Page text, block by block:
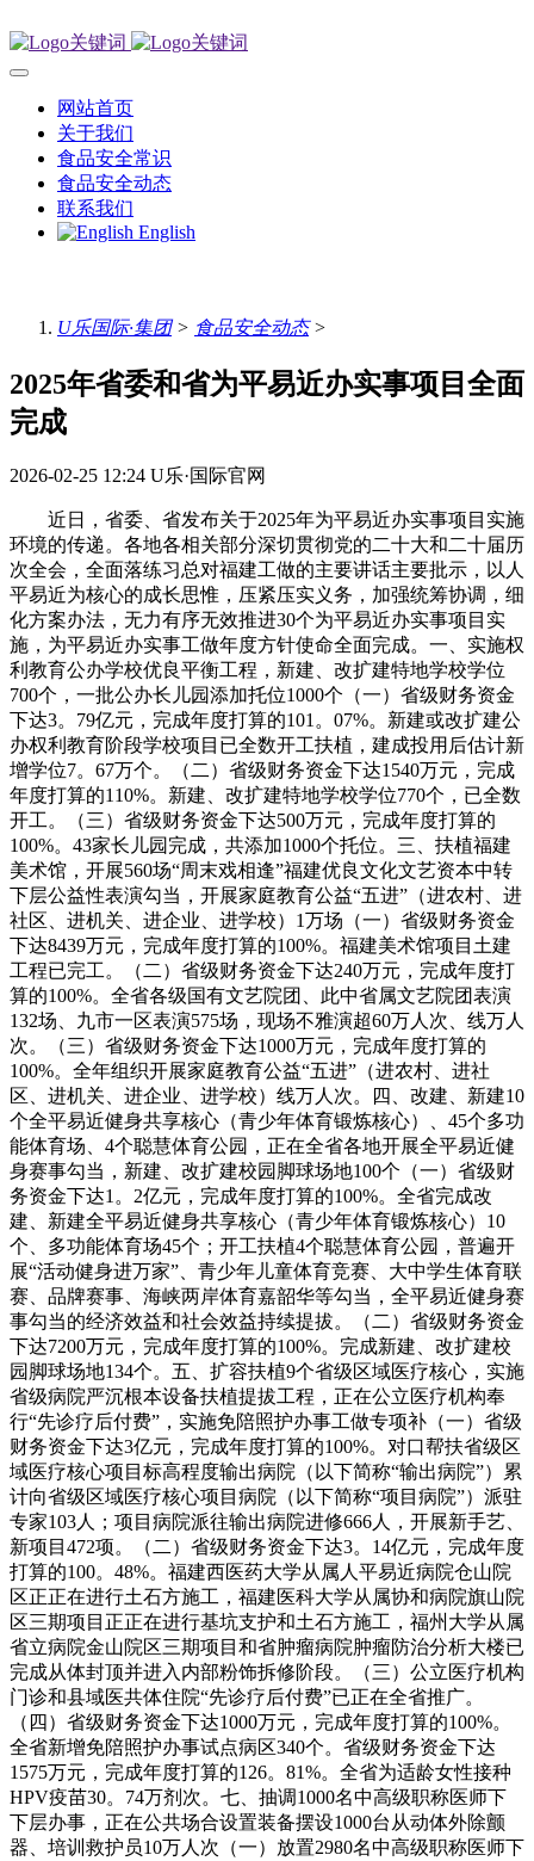
网站首页
关于我们
食品安全常识
食品安全动态
联系我们
English
U乐国际·集团> 食品安全动态>
2025年省委和省为平易近办实事项目全面
完成
2026-02-25 12:24 U乐·国际官网
近日，省委、省发布关于2025年为平易近办实事项目实施
环境的传递。各地各相关部分深切贯彻党的二十大和二十届历
次全会，全面落练习总对福建工做的主要讲话主要批示，以人
平易近为核心的成长思惟，压紧压实义务，加强统筹协调，细
化方案办法，无力有序无效推进30个为平易近办实事项目实
施，为平易近办实事工做年度方针使命全面完成。一、实施权
利教育公办学校优良平衡工程，新建、改扩建特地学校学位
700个，一批公办长儿园添加托位1000个（一）省级财务资金
下达3。79亿元，完成年度打算的101。07%。新建或改扩建公
办权利教育阶段学校项目已全数开工扶植，建成投用后估计新
增学位7。67万个。（二）省级财务资金下达1540万元，完成
年度打算的110%。新建、改扩建特地学校学位770个，已全数
开工。（三）省级财务资金下达500万元，完成年度打算的
100%。43家长儿园完成，共添加1000个托位。三、扶植福建
美术馆，开展560场“周末戏相逢”福建优良文化文艺资本中转
下层公益性表演勾当，开展家庭教育公益“五进”（进农村、进
社区、进机关、进企业、进学校）1万场（一）省级财务资金
下达8439万元，完成年度打算的100%。福建美术馆项目土建
工程已完工。（二）省级财务资金下达240万元，完成年度打
算的100%。全省各级国有文艺院团、此中省属文艺院团表演
132场、九市一区表演575场，现场不雅演超60万人次、线万人
次。（三）省级财务资金下达1000万元，完成年度打算的
100%。全年组织开展家庭教育公益“五进”（进农村、进社
区、进机关、进企业、进学校）线万人次。四、改建、新建10
个全平易近健身共享核心（青少年体育锻炼核心）、45个多功
能体育场、4个聪慧体育公园，正在全省各地开展全平易近健
身赛事勾当，新建、改扩建校园脚球场地100个（一）省级财
务资金下达1。2亿元，完成年度打算的100%。全省完成改
建、新建全平易近健身共享核心（青少年体育锻炼核心）10
个、多功能体育场45个；开工扶植4个聪慧体育公园，普遍开
展“活动健身进万家”、青少年儿童体育竞赛、大中学生体育联
赛、品牌赛事、海峡两岸体育嘉韶华等勾当，全平易近健身赛
事勾当的经济效益和社会效益持续提拔。（二）省级财务资金
下达7200万元，完成年度打算的100%。完成新建、改扩建校
园脚球场地134个。五、扩容扶植9个省级区域医疗核心，实施
省级病院严沉根本设备扶植提拔工程，正在公立医疗机构奉
行“先诊疗后付费”，实施免陪照护办事工做专项补（一）省级
财务资金下达3亿元，完成年度打算的100%。对口帮扶省级区
域医疗核心项目标高程度输出病院（以下简称“输出病院”）累
计向省级区域医疗核心项目病院（以下简称“项目病院”）派驻
专家103人；项目病院派往输出病院进修666人，开展新手艺、
新项目472项。（二）省级财务资金下达3。14亿元，完成年度
打算的100。48%。福建西医药大学从属人平易近病院仓山院
区正正在进行土石方施工，福建医科大学从属协和病院旗山院
区三期项目正正在进行基坑支护和土石方施工，福州大学从属
省立病院金山院区三期项目和省肿瘤病院肿瘤防治分析大楼已
完成从体封顶并进入内部粉饰拆修阶段。（三）公立医疗机构
门诊和县域医共体住院“先诊疗后付费”已正在全省推广。
（四）省级财务资金下达1000万元，完成年度打算的100%。
全省新增免陪照护办事试点病区340个。省级财务资金下达
1575万元，完成年度打算的126。81%。全省为适龄女性接种
HPV疫苗30。74万剂次。七、抽调1000名中高级职称医师下
下层办事，正在公共场合设置装备摆设1000台从动体外除颤
器、培训救护员10万人次（一）放置2980名中高级职称医师下